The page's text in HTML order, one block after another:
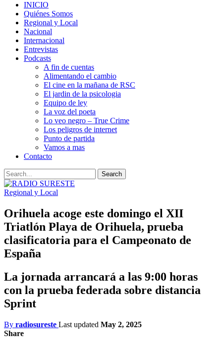
INICIO
Quiénes Somos
Regional y Local
Nacional
Internacional
Entrevistas
Podcasts
A fin de cuentas
Alimentando el cambio
El cine en la mañana de RSC
El jardin de la psicologia
Equipo de ley
La voz del poeta
Lo veo negro – True Crime
Los peligros de internet
Punto de partida
Vamos a mas
Contacto
Regional y Local
Orihuela acoge este domingo el XII
Triatlón Playa de Orihuela, prueba
clasificatoria para el Campeonato de
España
La jornada arrancará a las 9:00 horas
con la prueba federada sobre distancia
Sprint
By radiosureste Last updated May 2, 2025
Share